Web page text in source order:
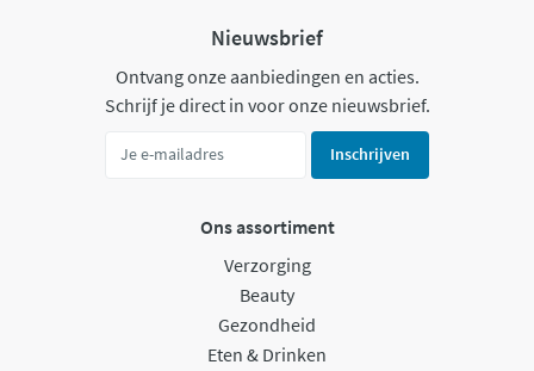
Nieuwsbrief
Ontvang onze aanbiedingen en acties.
Schrijf je direct in voor onze nieuwsbrief.
Inschrijven
Ons assortiment
Verzorging
Beauty
Gezondheid
Eten & Drinken